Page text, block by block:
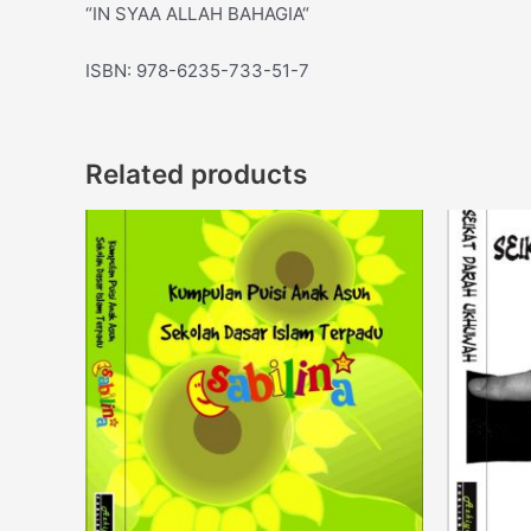
“IN SYAA ALLAH BAHAGIA“
ISBN: 978-6235-733-51-7
Related products